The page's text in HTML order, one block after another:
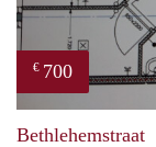
€ 700
Bethlehemstraat